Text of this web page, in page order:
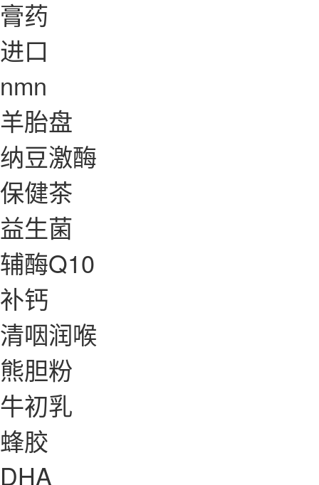
膏药
进口
nmn
羊胎盘
纳豆激酶
保健茶
益生菌
辅酶Q10
补钙
清咽润喉
熊胆粉
牛初乳
蜂胶
DHA